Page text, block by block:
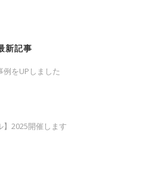
新記事
例をUPしました
】2025開催します